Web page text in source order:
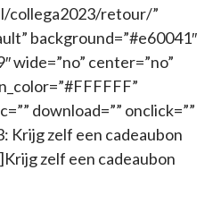
collega2023/retour/”
background=”#e60041″
wide=”no” center=”no”
download=”” onclick=””
Krijg zelf een cadeaubon
zelf een cadeaubon